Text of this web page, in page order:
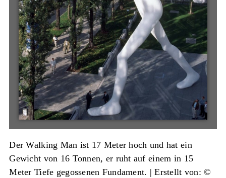
Der Walking Man ist 17 Meter hoch und hat ein
Gewicht von 16 Tonnen, er ruht auf einem in 15
Meter Tiefe gegossenen Fundament. |Erstellt von: ©